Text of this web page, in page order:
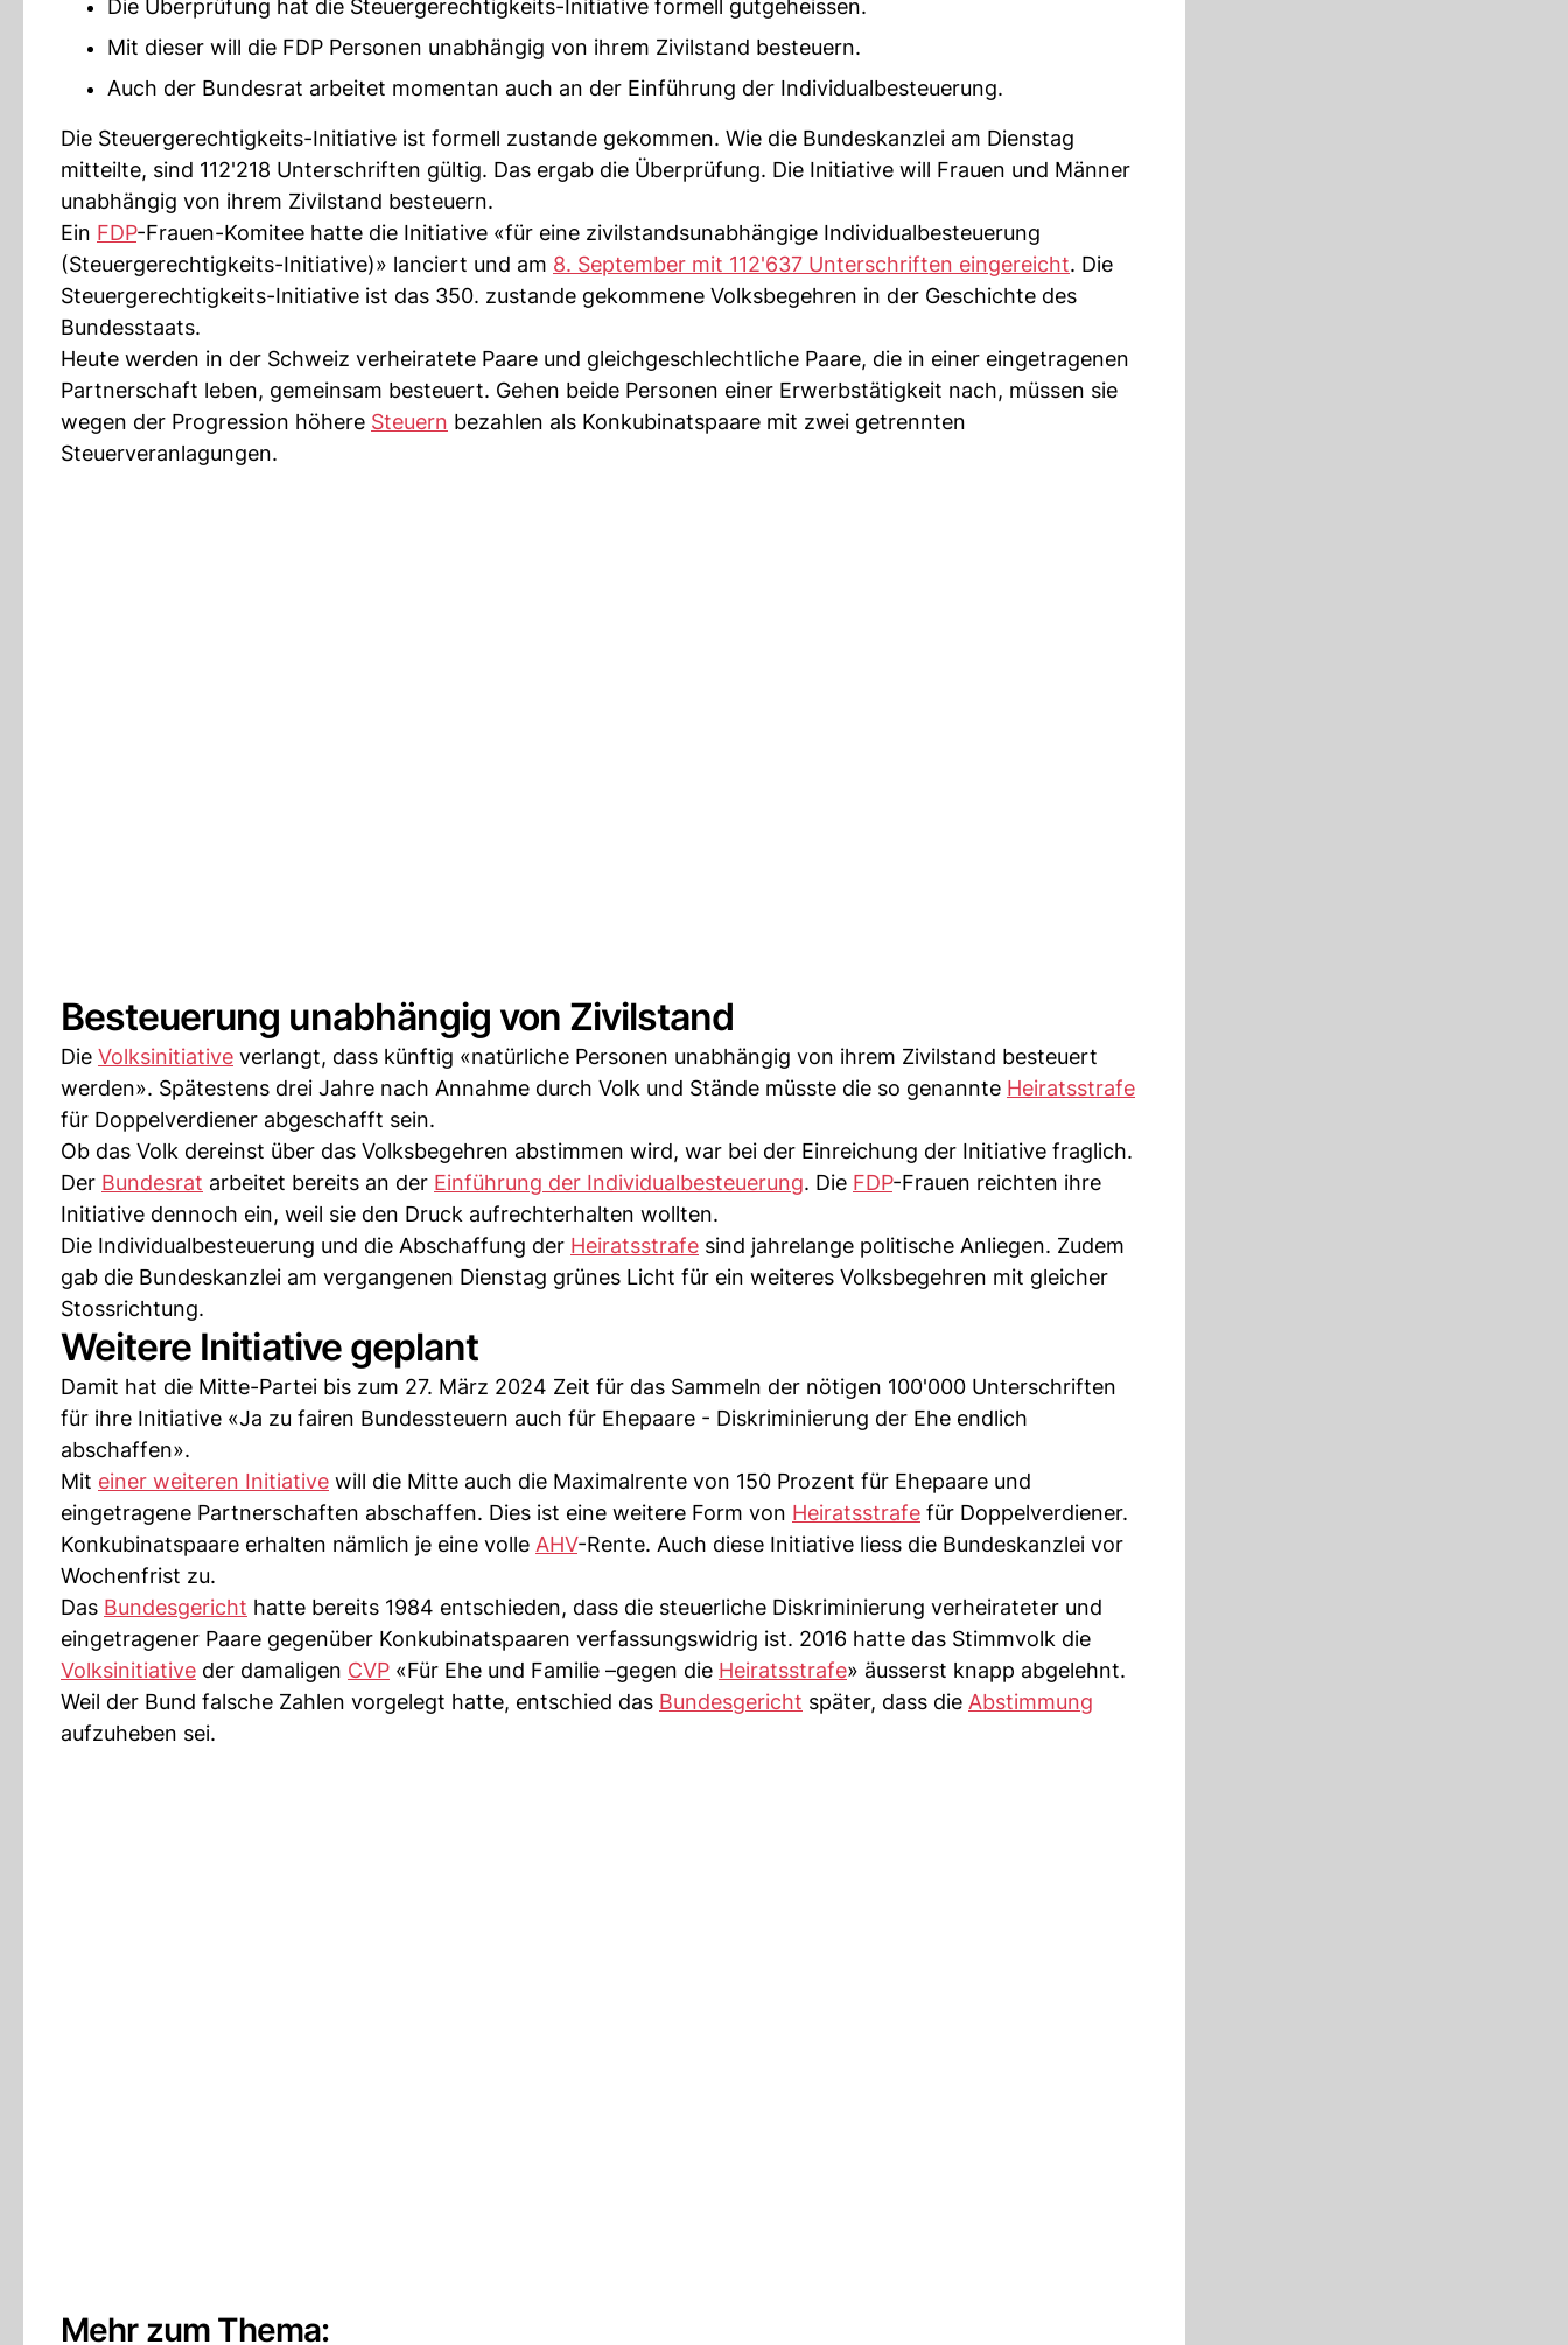
Die Überprüfung hat die Steuergerechtigkeits-Initiative formell gutgeheissen.
Mit dieser will die FDP Personen unabhängig von ihrem Zivilstand besteuern.
Auch der Bundesrat arbeitet momentan auch an der Einführung der Individualbesteuerung.
Die Steuergerechtigkeits-Initiative ist formell zustande gekommen. Wie die Bundeskanzlei am Dienstag
mitteilte, sind 112'218 Unterschriften gültig. Das ergab die Überprüfung. Die Initiative will Frauen und Männer
unabhängig von ihrem Zivilstand besteuern.
Ein FDP-Frauen-Komitee hatte die Initiative «für eine zivilstandsunabhängige Individualbesteuerung
(Steuergerechtigkeits-Initiative)» lanciert und am 8. September mit 112'637 Unterschriften eingereicht. Die
Steuergerechtigkeits-Initiative ist das 350. zustande gekommene Volksbegehren in der Geschichte des
Bundesstaats.
Heute werden in der Schweiz verheiratete Paare und gleichgeschlechtliche Paare, die in einer eingetragenen
Partnerschaft leben, gemeinsam besteuert. Gehen beide Personen einer Erwerbstätigkeit nach, müssen sie
wegen der Progression höhere Steuern bezahlen als Konkubinatspaare mit zwei getrennten
Steuerveranlagungen.
Besteuerung unabhängig von Zivilstand
Die Volksinitiative verlangt, dass künftig «natürliche Personen unabhängig von ihrem Zivilstand besteuert
werden». Spätestens drei Jahre nach Annahme durch Volk und Stände müsste die so genannte Heiratsstrafe
für Doppelverdiener abgeschafft sein.
Ob das Volk dereinst über das Volksbegehren abstimmen wird, war bei der Einreichung der Initiative fraglich.
Der Bundesrat arbeitet bereits an der Einführung der Individualbesteuerung. Die FDP-Frauen reichten ihre
Initiative dennoch ein, weil sie den Druck aufrechterhalten wollten.
Die Individualbesteuerung und die Abschaffung der Heiratsstrafe sind jahrelange politische Anliegen. Zudem
gab die Bundeskanzlei am vergangenen Dienstag grünes Licht für ein weiteres Volksbegehren mit gleicher
Stossrichtung.
Weitere Initiative geplant
Damit hat die Mitte-Partei bis zum 27. März 2024 Zeit für das Sammeln der nötigen 100'000 Unterschriften
für ihre Initiative «Ja zu fairen Bundessteuern auch für Ehepaare - Diskriminierung der Ehe endlich
abschaffen».
Mit einer weiteren Initiative will die Mitte auch die Maximalrente von 150 Prozent für Ehepaare und
eingetragene Partnerschaften abschaffen. Dies ist eine weitere Form von Heiratsstrafe für Doppelverdiener.
Konkubinatspaare erhalten nämlich je eine volle AHV-Rente. Auch diese Initiative liess die Bundeskanzlei vor
Wochenfrist zu.
Das Bundesgericht hatte bereits 1984 entschieden, dass die steuerliche Diskriminierung verheirateter und
eingetragener Paare gegenüber Konkubinatspaaren verfassungswidrig ist. 2016 hatte das Stimmvolk die
Volksinitiative der damaligen CVP «Für Ehe und Familie –gegen die Heiratsstrafe» äusserst knapp abgelehnt.
Weil der Bund falsche Zahlen vorgelegt hatte, entschied das Bundesgericht später, dass die Abstimmung
aufzuheben sei.
Mehr zum Thema: